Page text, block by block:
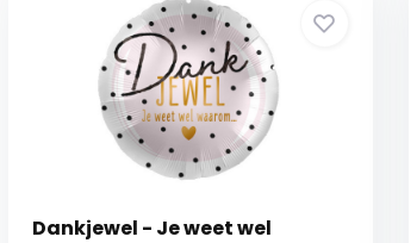
Dankjewel - Je weet wel